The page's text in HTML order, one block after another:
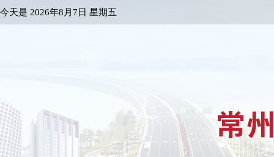
今天是 2026年8月7日 星期五